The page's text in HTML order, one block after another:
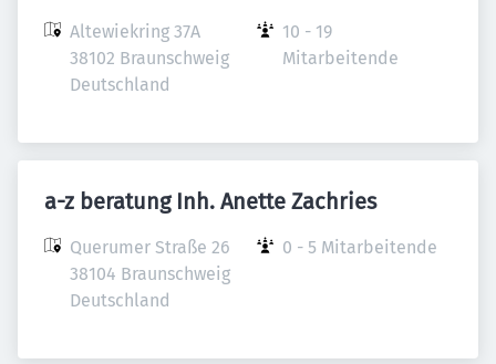
Altewiekring 37A
38102 Braunschweig
Deutschland
10 - 19
Mitarbeitende
a-z beratung Inh. Anette Zachries
Querumer Straße 26
38104 Braunschweig
Deutschland
0 - 5 Mitarbeitende